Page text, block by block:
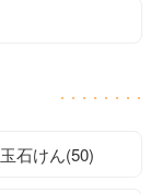
石けん(50)